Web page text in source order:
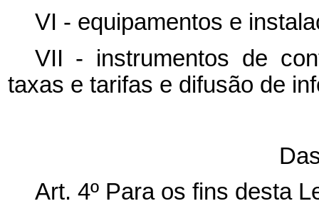
VI - equipamentos e
VII - instrumentos de
taxas e tarifas e difusão de
Art. 4º Para os fins desta